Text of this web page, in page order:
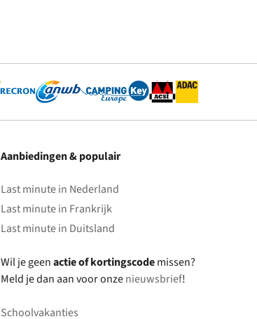
Aanbiedingen & populair
Last minute in Nederland
Last minute in Frankrijk
Last minute in Duitsland
Wil je geenactie of kortingscodemissen?
Meld je dan aan voor onzenieuwsbrief!
Schoolvakanties